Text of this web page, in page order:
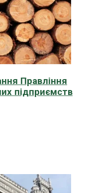
Правління
підприємств